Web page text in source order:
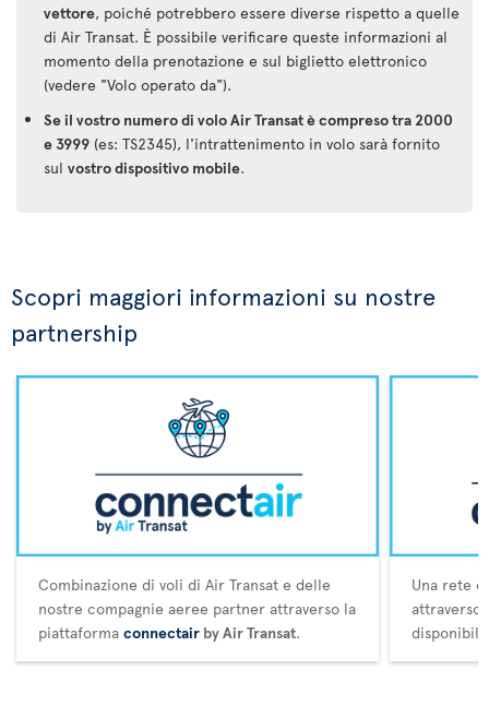
vettore, poiché potrebbero essere diverse rispetto a quelle
di Air Transat. È possibile verificare queste informazioni al
momento della prenotazione e sul biglietto elettronico
(vedere "Volo operato da").
Se il vostro numero di volo Air Transat è compreso tra 2000
e 3999 (es: TS2345), l'intrattenimento in volo sarà fornito
sul vostro dispositivo mobile.
Scopri maggiori informazioni su nostre
partnership
Combinazione di voli di Air Transat e delle
nostre compagnie aeree partner attraverso la
piattaforma connectair by Air Transat.
Una rete
attraverso
disponibili